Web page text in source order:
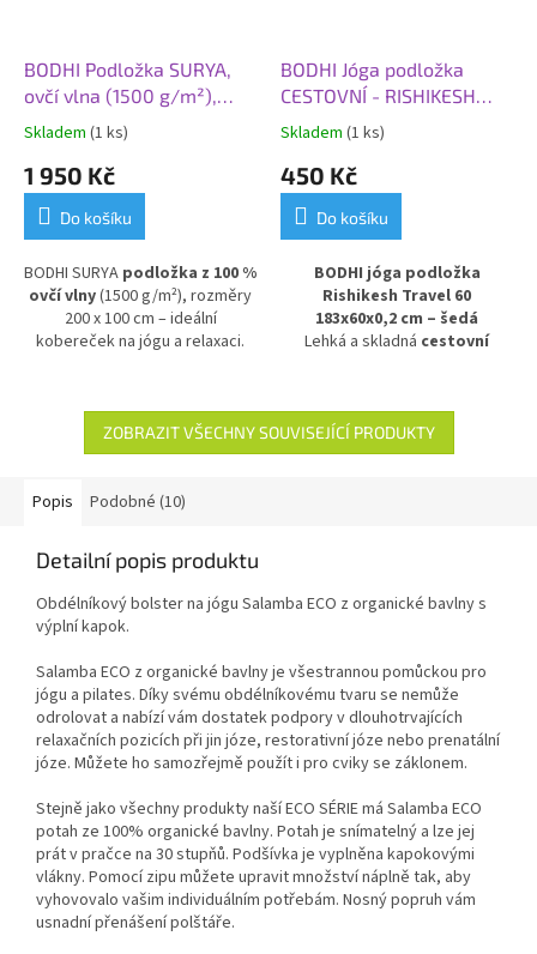
BODHI Podložka SURYA,
ovčí vlna (1500 g/m²),
200x100 cm
Skladem (1 ks)
1 950 Kč
Do košíku
BODHI SURYA podložka z 100 %
ovčí vlny(1500 g/m²), rozměry
200 x 100 cm – ideální
kobereček na jógu a relaxaci.
těhotenství a pro cvičení s
miminkem.Komfortní a odolná
podložka podporující pohodlí a
BODHI Jóga podložka
CESTOVNÍ - RISHIKESH
TRAVEL 60, 183x60x0,2
cm, šedá
Skladem (1 ks)
450 Kč
Do košíku
BODHI jóga podložka
Rishikesh Travel 60
183x60x0,2 cm – šedá
Lehká a skladná cestovní
Travel 60je nejtenčí a nejlehčí
verzí řady Rishikesh Premium –
s tloušťkou pouhé2 mm
každodenní praxi mimo domov.
ZOBRAZIT VŠECHNY SOUVISEJÍCÍ PRODUKTY
Popis Podobné (10)
Detailní popis produktu
Obdélníkový bolsterna jógu Salamba ECO z organické bavlny s
výplní kapok.
Salamba ECO z organické bavlny je všestrannou pomůckou pro
jógu a pilates. Díky svému obdélníkovému tvaru se nemůže
odrolovat a nabízí vám dostatek podpory v dlouhotrvajících
relaxačních pozicích při jin józe, restorativní józe nebo prenatální
józe. Můžete ho samozřejmě použít i pro cviky se záklonem.
Stejně jako všechny produkty naší ECO SÉRIE má Salamba ECO
potah ze 100% organické bavlny. Potah je snímatelný a lze jej
prát v pračce na 30 stupňů. Podšívka je vyplněna kapokovými
vlákny. Pomocí zipu můžete upravit množství náplně tak, aby
vyhovovalo vašim individuálním potřebám. Nosný popruh vám
usnadní přenášení polštáře.